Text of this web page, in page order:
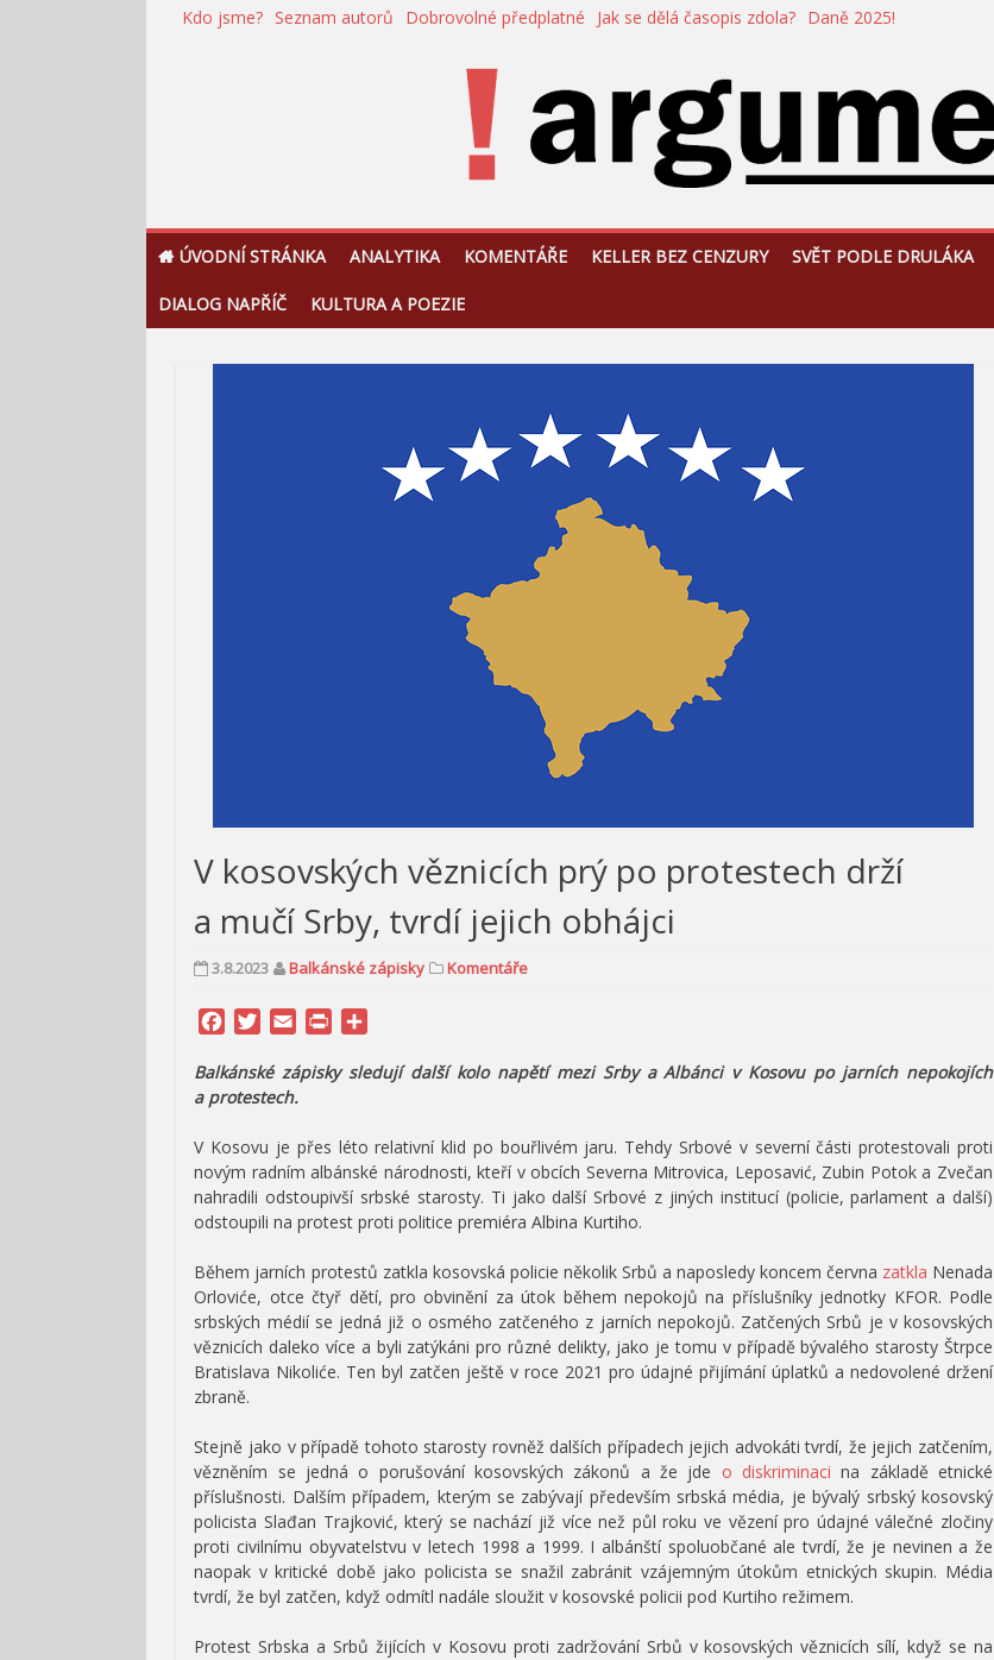
PřeskočitKdo jsme? Seznam autorů Dobrovolné předplatné Jak se dělá časopis zdola? Daně 2025!
!Argument
ÚVODNÍ STRÁNKA ANALYTIKA KOMENTÁŘE KELLER BEZ CENZURY SVĚT PODLE DRULÁKA
DIALOG NAPŘÍČ KULTURA A POEZIE
V kosovských věznicích prý po protestech drží
a mučí Srby, tvrdí jejich obhájci
3.8.2023 Balkánské zápisky Komentáře
Facebook
Twitter
Email Print
Balkánské zápisky sledují další kolo napětí mezi Srby a Albánci v Kosovu po jarních nepokojích
a protestech.
V Kosovu je přes léto relativní klid po bouřlivém jaru. Tehdy Srbové v severní části protestovali proti
novým radním albánské národnosti, kteří v obcích Severna Mitrovica, Leposavić, Zubin Potok a Zvečan
nahradili odstoupivší srbské starosty. Ti jako další Srbové z jiných institucí (policie, parlament a další)
odstoupili na protest proti politice premiéra Albina Kurtiho.
Během jarních protestů zatkla kosovská policie několik Srbů a naposledy koncem června zatkla Nenada
Orloviće, otce čtyř dětí, pro obvinění za útok během nepokojů na příslušníky jednotky KFOR. Podle
srbských médií se jedná již o osmého zatčeného z jarních nepokojů. Zatčených Srbů je v kosovských
věznicích daleko více a byli zatýkáni pro různé delikty, jako je tomu v případě bývalého starosty Štrpce
Bratislava Nikoliće. Ten byl zatčen ještě v roce 2021 pro údajné přijímání úplatků a nedovolené držení
zbraně.
Stejně jako v případě tohoto starosty rovněž dalších případech jejich advokáti tvrdí, že jejich zatčením,
vězněním se jedná o porušování kosovských zákonů a že jde o diskriminaci na základě etnické
příslušnosti. Dalším případem, kterým se zabývají především srbská média, je bývalý srbský kosovský
policista Slađan Trajković, který se nachází již více než půl roku ve vězení pro údajné válečné zločiny
proti civilnímu obyvatelstvu v letech 1998 a 1999. I albánští spoluobčané ale tvrdí, že je nevinen a že
naopak v kritické době jako policista se snažil zabránit vzájemným útokům etnických skupin. Média
tvrdí, že byl zatčen, když odmítl nadále sloužit v kosovské policii pod Kurtiho režimem.
Protest Srbska a Srbů žijících v Kosovu proti zadržování Srbů v kosovských věznicích sílí, když se na